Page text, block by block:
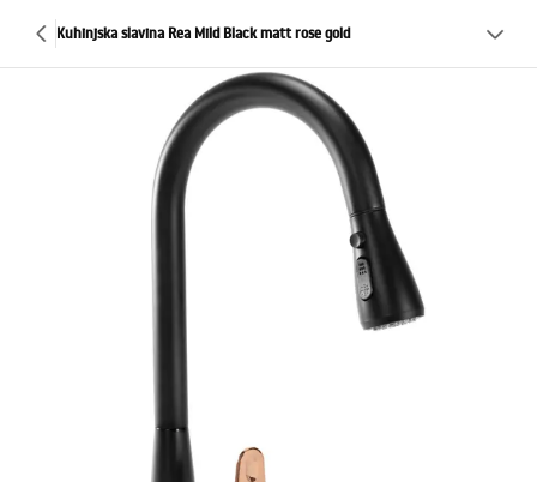
Kuhinjska slavina Rea Mild Black matt rose gold